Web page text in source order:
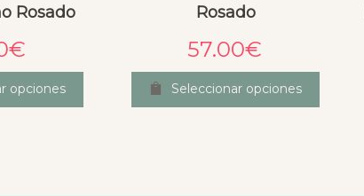
Rosado
€
opciones
Rosado
57.00€
Seleccionar opciones